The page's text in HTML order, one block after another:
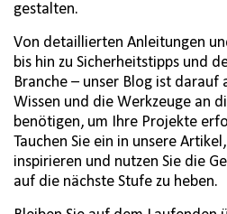
gestalten.
Von detaillierten Anleitungen
bis hin zu Sicherheitstipps und
Branche – unser Blog ist darauf
Wissen und die Werkzeuge an
benötigen, um Ihre Projekte
Tauchen Sie ein in unsere
inspirieren und nutzen Sie die
auf die nächste Stufe zu heben.